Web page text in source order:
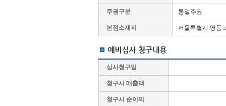
주권구분 통일주권
본점소재지 서울특별시 영등
심사청구일
청구시 매출액
청구시 순이익